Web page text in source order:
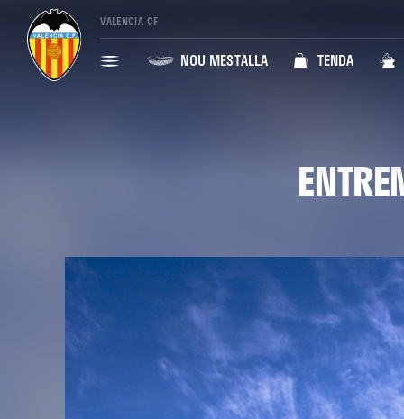
VALENCIA CF
NOU MESTALLA TENDA